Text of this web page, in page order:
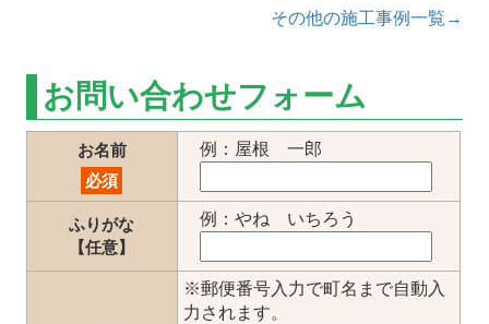
その他の施工事例一覧→
お問い合わせフォーム
お名前
必須
例：屋根 一郎
ふりがな
【任意】
例：やね いちろう
※郵便番号入力で町名まで自動入
力されます。